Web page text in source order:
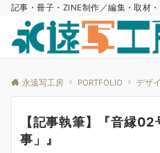
記事・冊子・ZINE制作／編集・取材
永遠写工房 PORTFOLIO デザ
【記事執筆】『音縁
事」』